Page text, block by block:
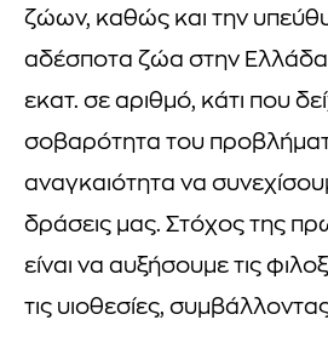
ζώων, καθώς και την
αδέσποτα ζώα στην Ελλάδα
εκατ. σε αριθμό, κάτι που
σοβαρότητα του
αναγκαιότητα να
δράσεις μας. Στόχος της
είναι να αυξήσουμε τις
τις υιοθεσίες,